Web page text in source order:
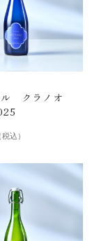
ル クラノオ
税込）